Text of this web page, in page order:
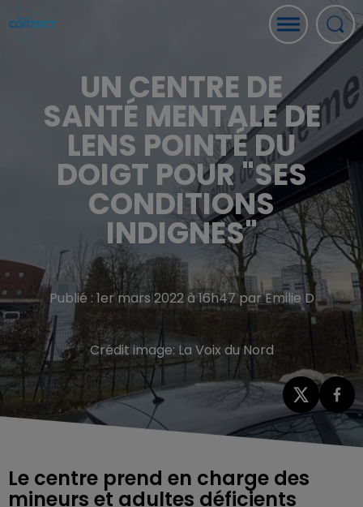
UN CENTRE DE
SANTÉ MENTALE DE
LENS POINTÉ DU
DOIGT POUR "SES
CONDITIONS
INDIGNES"
Publié : 1er mars 2022 à 16h47 par Emilie D
Crédit image: La Voix du Nord
Le centre prend en charge des
mineurs et adultes déficients